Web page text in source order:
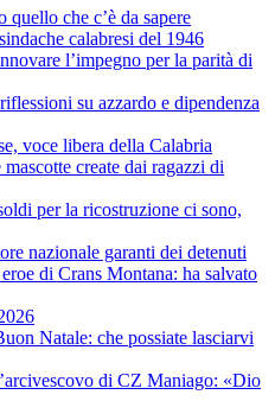
che c’è da sapere
calabresi del 1946
l’impegno per la parità di
su azzardo e dipendenza
voce libera della Calabria
create dai ragazzi di
per la ricostruzione ci sono,
nazionale garanti dei detenuti
di Crans Montana: ha salvato
Natale: che possiate lasciarvi
di CZ Maniago: «Dio